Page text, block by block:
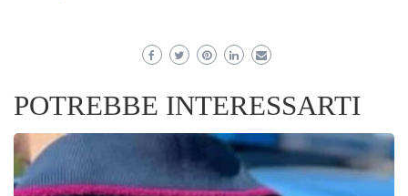
POTREBBE INTERESSARTI